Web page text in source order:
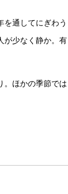
を通してにぎわう
が少なく静か。有
。ほかの季節では